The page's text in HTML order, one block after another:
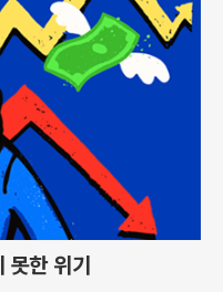
못한 위기